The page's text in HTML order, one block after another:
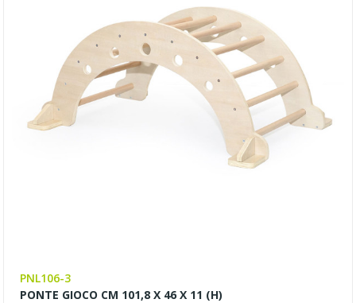
PNL106-3
PONTE GIOCO CM 101,8 X 46 X 11 (H)